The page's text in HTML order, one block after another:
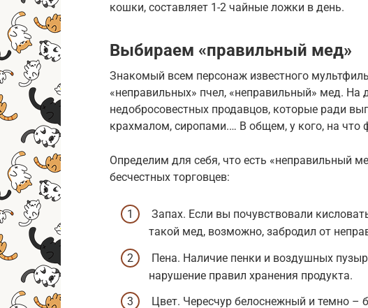
кошки, составляет 1-2 чайные ложки в день.
Выбираем «правильный мед»
Знакомый всем персонаж известного
«неправильных» пчел, «неправильный» мед. На
недобросовестных продавцов, которые ради
крахмалом, сиропами.… В общем, у кого, на что
Определим для себя, что есть «неправильный
бесчестных торговцев:
Запах. Если вы почувствовали
такой мед, возможно, забродил от
Пена. Наличие пенки и воздушных
нарушение правил хранения продукта.
Цвет. Чересчур белоснежный и темно –